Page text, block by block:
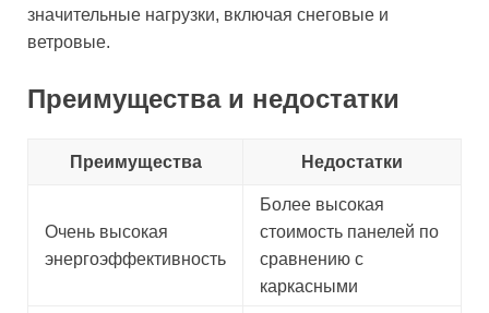
значительные нагрузки, включая снеговые и
ветровые.
Преимущества и недостатки
Преимущества Недостатки
Очень высокая
энергоэффективность
Более высокая
стоимость панелей по
сравнению с
каркасными